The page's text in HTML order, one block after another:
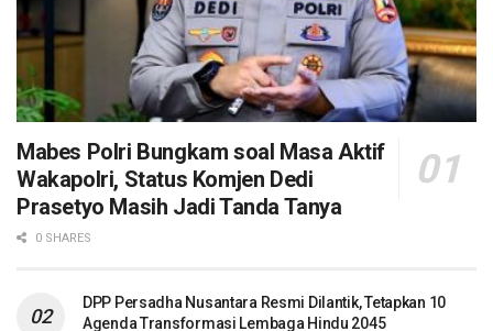
Mabes Polri Bungkam soal Masa Aktif
Wakapolri, Status Komjen Dedi
Prasetyo Masih Jadi Tanda Tanya
0 SHARES
DPP Persadha Nusantara Resmi Dilantik, Tetapkan 10
Agenda Transformasi Lembaga Hindu 2045